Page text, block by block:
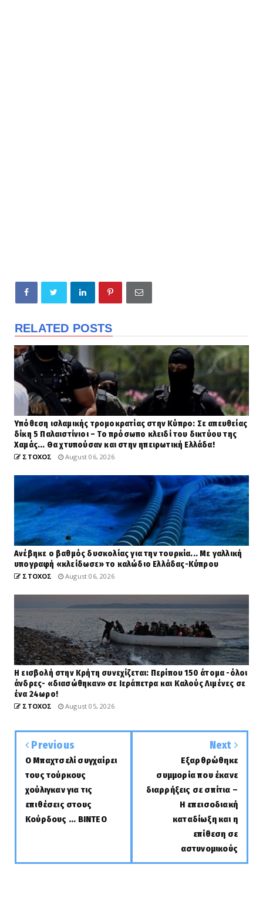
RELATED POSTS
Υπόθεση ισλαμικής τρομοκρατίας στην Κύπρο: Σε απευθείας
δίκη 5 Παλαιστίνιοι – Το πρόσωπο κλειδί του δικτύου της
Χαμάς... Θα χτυπούσαν και στην ηπειρωτική Ελλάδα!
ΣΤΟΧΟΣ August 06, 2026
Ανέβηκε ο βαθμός δυσκολίας για την τουρκία... Με γαλλική
υπογραφή «κλείδωσε» το καλώδιο Ελλάδας-Κύπρου
ΣΤΟΧΟΣ August 06, 2026
Η εισβολή στην Κρήτη συνεχίζεται: Περίπου 150 άτομα -όλοι
άνδρες- «διασώθηκαν» σε Ιεράπετρα και Καλούς Λιμένες σε
ένα 24ωρο!
ΣΤΟΧΟΣ August 05, 2026
Previous
Ο Μπαχτσελί συγχαίρει
τους τούρκους
χούλιγκαν για τις
επιθέσεις στους
Κούρδους ... ΒΙΝΤΕΟ
Next
Εξαρθρώθηκε
συμμορία που έκανε
διαρρήξεις σε σπίτια –
Η επεισοδιακή
καταδίωξη και η
επίθεση σε
αστυνομικούς